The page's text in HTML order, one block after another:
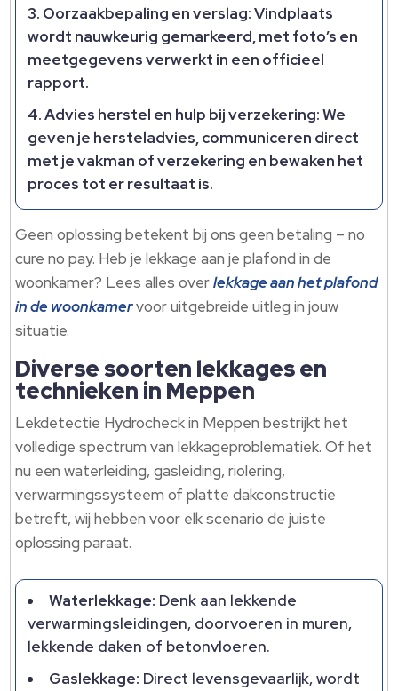
Oorzaakbepaling en verslag:Vindplaats
wordt nauwkeurig gemarkeerd, met foto’s en
meetgegevens verwerkt in een officieel
rapport.
Advies herstel en hulp bij verzekering:We
geven je hersteladvies, communiceren direct
met je vakman of verzekering en bewaken het
proces tot er resultaat is.
Geen oplossing betekent bij ons geen betaling – no
cure no pay. Heb je lekkage aan je plafond in de
woonkamer? Lees alles overlekkage aan het plafond
in de woonkamervoor uitgebreide uitleg in jouw
situatie.
Diverse soorten lekkages en
technieken in Meppen
Lekdetectie Hydrocheck in Meppen bestrijkt het
volledige spectrum van lekkageproblematiek. Of het
nu een waterleiding, gasleiding, riolering,
verwarmingssysteem of platte dakconstructie
betreft, wij hebben voor elk scenario de juiste
oplossing paraat.
Waterlekkage: Denk aan lekkende
verwarmingsleidingen, doorvoeren in muren,
lekkende daken of betonvloeren.
Gaslekkage: Direct levensgevaarlijk, wordt